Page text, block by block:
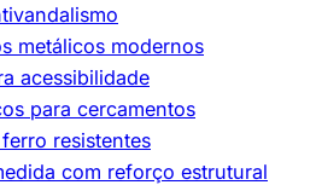
metálicos modernos
acessibilidade
para cercamentos
resistentes
com reforço estrutural